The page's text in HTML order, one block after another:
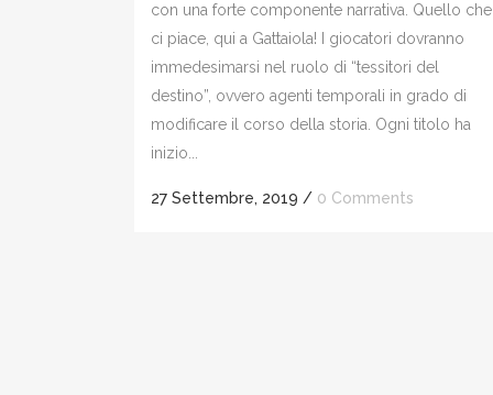
con una forte componente narrativa. Quello che
ci piace, qui a Gattaiola! I giocatori dovranno
immedesimarsi nel ruolo di “tessitori del
destino”, ovvero agenti temporali in grado di
modificare il corso della storia. Ogni titolo ha
inizio...
27 Settembre, 2019 / 0 Comments